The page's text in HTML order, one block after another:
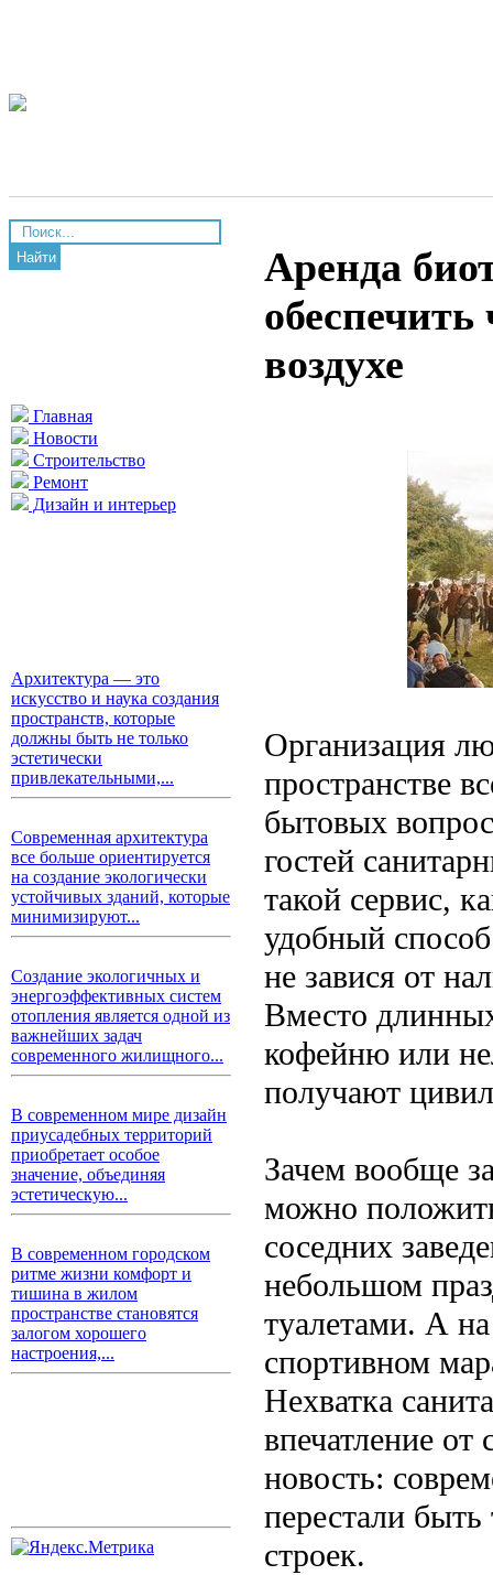
Найти
Главная
Новости
Строительство
Ремонт
Дизайн и интерьер
Архитектура — это
искусство и наука создания
пространств, которые
должны быть не только
эстетически
привлекательными,...
Современная архитектура
все больше ориентируется
на создание экологически
устойчивых зданий, которые
минимизируют...
Создание экологичных и
энергоэффективных систем
отопления является одной из
важнейших задач
современного жилищного...
В современном мире дизайн
приусадебных территорий
приобретает особое
значение, объединяя
эстетическую...
В современном городском
ритме жизни комфорт и
тишина в жилом
пространстве становятся
залогом хорошего
настроения,...
Аренда
воздухе
Организация
пространстве
бытовых
гостей
такой сервис,
удобный
не завися от
Вместо
кофейню или
получают
Зачем вообще
можно
соседних
небольшом
туалетами. А
спортивном
Нехватка
впечатление
новость:
перестали
строек.